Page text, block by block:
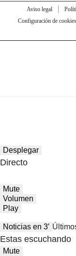
Aviso legal
Configuración de cookies
Desplegar
Directo
Mute
Volumen
Play
Noticias en 3′
Estas escuchando
Mute